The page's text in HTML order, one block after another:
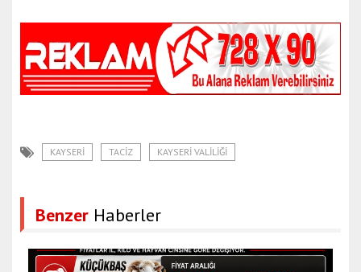
KAYSERI TACIZ KAYSERI VALILIĞI
Benzer Haberler